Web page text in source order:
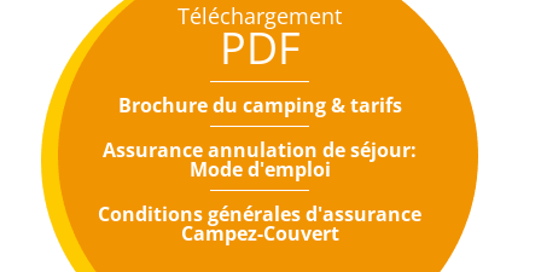
Téléchargement
PDF
Brochure du camping & tarifs
Assurance annulation de séjour:
Mode d'emploi
Conditions générales d'assurance
Campez-Couvert